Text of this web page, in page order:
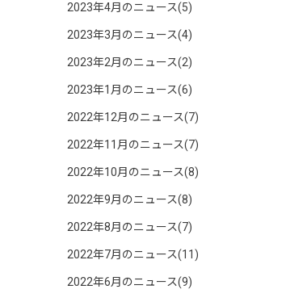
2023年4月のニュース(5)
2023年3月のニュース(4)
2023年2月のニュース(2)
2023年1月のニュース(6)
2022年12月のニュース(7)
2022年11月のニュース(7)
2022年10月のニュース(8)
2022年9月のニュース(8)
2022年8月のニュース(7)
2022年7月のニュース(11)
2022年6月のニュース(9)